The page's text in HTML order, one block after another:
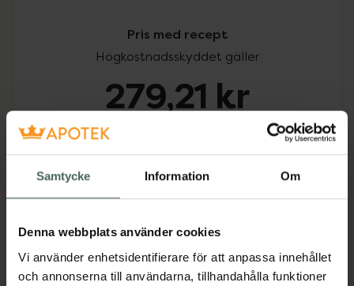
Samtycke Information Om
Denna webbplats använder cookies
Vi använder enhetsidentifierare för att anpassa innehållet
och annonserna till användarna, tillhandahålla funktioner
Pris med recept
Högkostnadsskyddet gäller
279,21 kr
Köp via ditt recept
Aktuella erbjudanden
Beskrivning Dölj